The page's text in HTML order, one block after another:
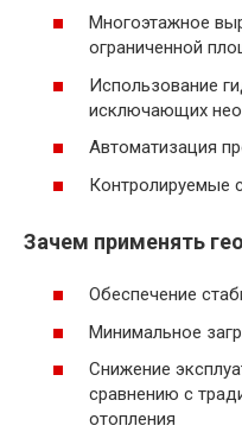
Многоэтажное
ограниченной
Использование
исключающих
Автоматизация
Контролируемые
Зачем применять
Обеспечение
Минимальное
Снижение
сравнению с
отопления